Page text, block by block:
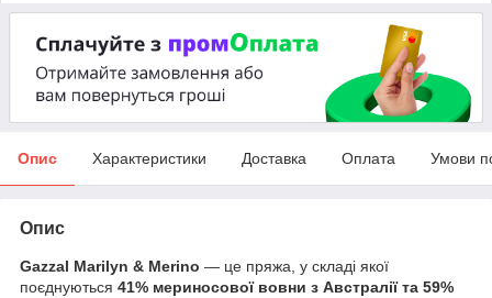
Опис Характеристики Доставка Оплата Умови
Опис
Gazzal Marilyn & Merino — це пряжа, у складі якої
поєднуються 41% мериносової вовни з Австралії та 59%